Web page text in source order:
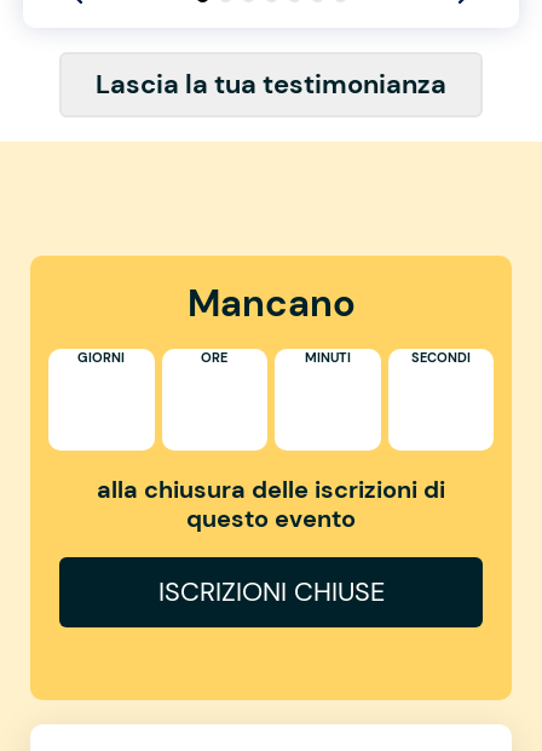
Lascia la tua testimonianza
Mancano
GIORNI ORE MINUTI SECONDI
alla chiusura delle iscrizioni di
questo evento
ISCRIZIONI CHIUSE